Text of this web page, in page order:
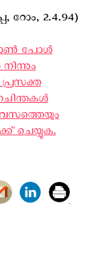
റോം, 2.4.94)
പോള്‍
ചെയ്യുക.